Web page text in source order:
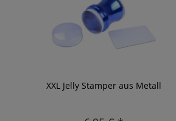
XXL Jelly Stamper aus Metall